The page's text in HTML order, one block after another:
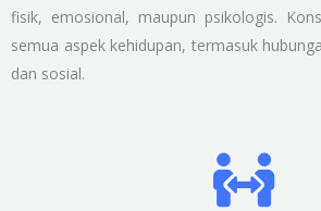
fisik, emosional, maupun psikologis.
semua aspek kehidupan, termasuk
dan sosial.